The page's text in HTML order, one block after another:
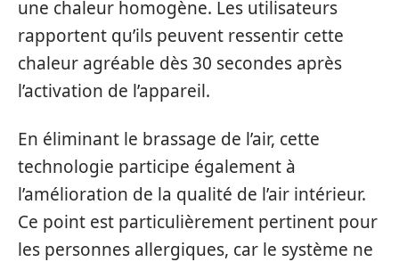
une chaleur homogène. Les utilisateurs
rapportent qu’ils peuvent ressentir cette
chaleur agréable dès 30 secondes après
l’activation de l’appareil.
En éliminant le brassage de l’air, cette
technologie participe également à
l’amélioration de la qualité de l’air intérieur.
Ce point est particulièrement pertinent pour
les personnes allergiques, car le système ne